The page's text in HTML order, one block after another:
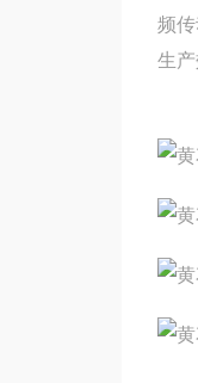
频
生